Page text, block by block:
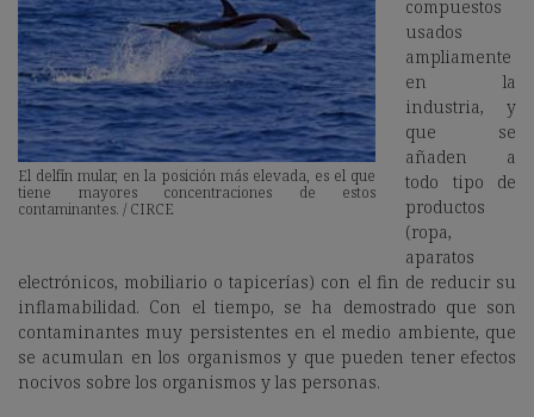
El delfín mular, en la posición más elevada, es el que
tiene mayores concentraciones de estos
contaminantes. / CIRCE
compuestos
usados
ampliamente
en la
industria, y
que se
añaden a
todo tipo de
productos
(ropa,
aparatos
electrónicos, mobiliario o tapicerías) con el fin de reducir su
inflamabilidad. Con el tiempo, se ha demostrado que son
contaminantes muy persistentes en el medio ambiente, que
se acumulan en los organismos y que pueden tener efectos
nocivos sobre los organismos y las personas.